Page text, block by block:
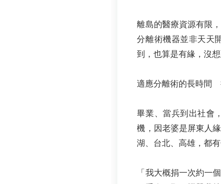
離島的醫療資源有限
分離術機器並非天天
到，也算是有緣，沒
適應分離術的長時間
畢業、當兵到出社會
機，因老婆是屏東人
湖、台北、高雄，都
「我大概捐一次約一